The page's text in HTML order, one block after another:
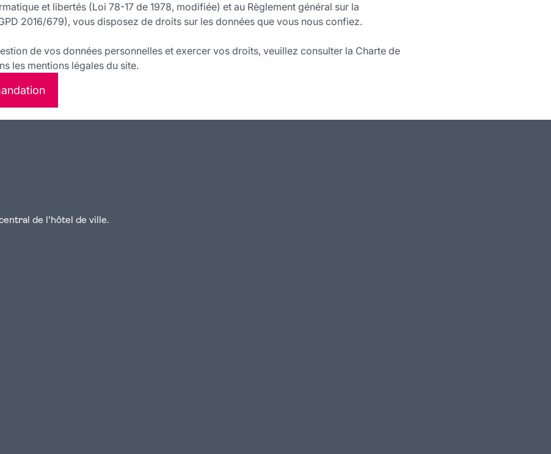
et libertés (Loi 78-17 de 1978, modifiée) et au Règlement général sur la
2016/679), vous disposez de droits sur les données que vous nous confiez.
de vos données personnelles et exercer vos droits, veuillez consulter la Charte de
les mentions légales du site.
de l'hôtel de ville.